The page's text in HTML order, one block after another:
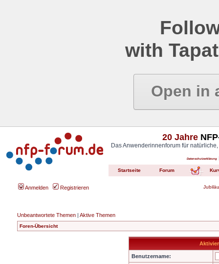
with
Open in
20 Jahre
Das Anwenderinnenforum für
Datenschutzerklärung
Startseite Forum
Anmelden Registrieren
Unbeantwortete Themen | Aktive Themen
Foren-Übersicht
Benutzername: